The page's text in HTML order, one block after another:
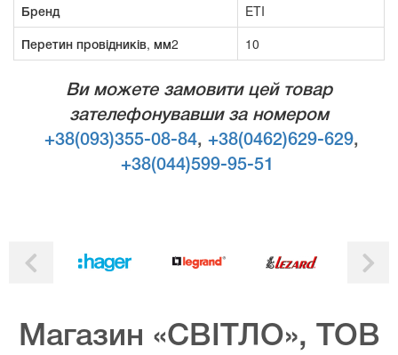
Бренд
ETI
Перетин провідників, мм2
10
Ви можете замовити цей товар
зателефонувавши за номером
+38(093)355-08-84, +38(0462)629-629,
+38(044)599-95-51
Магазин «СВІТЛО», ТОВ